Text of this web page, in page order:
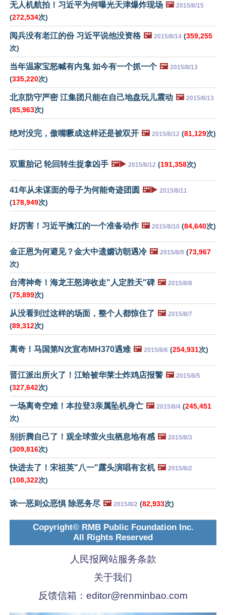
无人机航拍！习近平为何曝光天津爆炸现场 🖼️ 2015/8/15
(272,534次)
阅兵没有老江的份 习近平说他没资格 🖼️ 2015/8/14 (359,255
次)
当年温家宝怒喊有内鬼 如今有一个抓一个 🖼️ 2015/8/13
(335,220次)
北京防守严密 江集团只能在自己地盘玩儿震动 🖼️ 2015/8/13
(85,963次)
绝对没完，傲嘴噘成这样还是被双开 🖼️ 2015/8/12 (81,129次)
双重胎记 轮回转生捉拿凶手 🖼️▶️ 2015/8/12 (191,358次)
41年从未谋面的母子为何能奇迹团圆 🖼️▶️ 2015/8/11
(178,949次)
好厉害！习近平擒江的一个准备动作 🖼️ 2015/8/10 (84,640次)
金正恩为何避见？金大中遗孀访朝遇冷 🖼️ 2015/8/9 (73,967
次)
台湾神奇！海龙王怒涛收走"人定胜天"碑 🖼️ 2015/8/8
(75,899次)
从没看到过这样的场面，整个人都惊住了 🖼️ 2015/8/7
(89,312次)
离奇！马国第N次宣布MH370遇难 🖼️ 2015/8/6 (254,931次)
晋江派出所火了！江蛤被华莱士炸鸡店报警 🖼️ 2015/8/5
(327,642次)
一场离奇空难！本拉登3亲属坠机身亡 🖼️ 2015/8/4 (245,451
次)
别折腾自己了！观全球萤火虫栖息地有感 🖼️ 2015/8/3
(309,816次)
快进去了！宋祖英"八一"露头演唱有玄机 🖼️ 2015/8/2
(108,322次)
诛一恶则众恶惧 除恶务尽 🖼️ 2015/8/2 (82,933次)
Copyright© RMB Public Foundation Inc.
All Rights Reserved
人民报网站服务条款
关于我们
反馈信箱： editor@renminbao.com